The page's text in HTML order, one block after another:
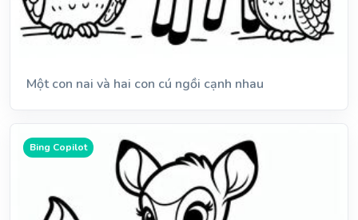
Một con nai và hai con cú ngồi cạnh nhau
Bing Copilot